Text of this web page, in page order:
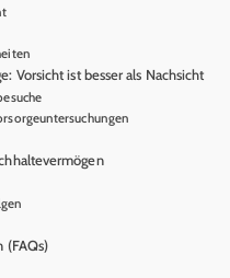
Vorsicht ist besser als Nachsicht
(FAQs)